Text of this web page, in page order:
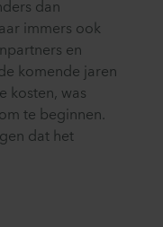
dan
immers ook
en
komende jaren
kosten, was
te beginnen.
dat het